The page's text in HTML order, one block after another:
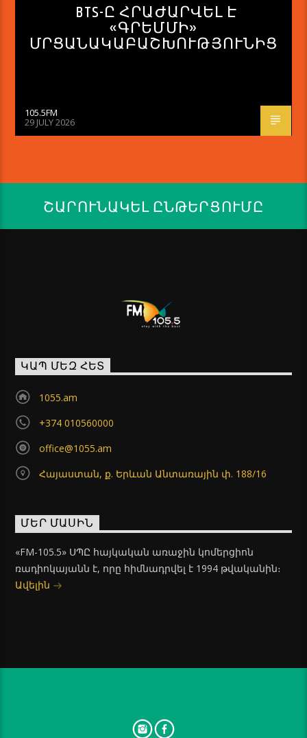
BTS-Ը ՀՐԱԺԱՐՎԵԼ Է
«ԳՐԵՄՄԻ»
ՄՐՑԱՆԱԿԱԲԱՇԽՈՒԹՅՈՒՆԻՑ
105.5FM
29 JULY 2026
ՇԱՐՈՒՆԱԿԵԼ ԸՆԹԵՐՑՈՒՄԸ
ԿԱՊ ՄԵԶ ՀԵՏ
1055.am
+374 010560000
office@1055.am
Հայաստան, ք. Երևան Անտառային փ. 188/16
ՄԵՐ ՄԱՍԻՆ
«FM-105.5» ՍՊԸ հայկական առաջին կոմերցիոն
ռադիոկայանն է, որը հիմնադրվել է 1994 թվականին։
Ավելին